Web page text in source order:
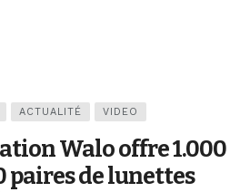
ACTUALITÉ VIDEO
Walo offre 1.000
paires de lunettes